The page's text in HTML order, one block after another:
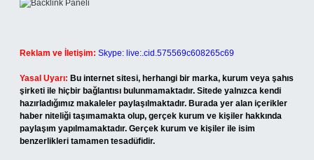
Reklam ve İletişim: Skype: live:.cid.575569c608265c69
Yasal Uyarı: Bu internet sitesi, herhangi bir marka, kurum veya şahıs
şirketi ile hiçbir bağlantısı bulunmamaktadır. Sitede yalnızca kendi
hazırladığımız makaleler paylaşılmaktadır. Burada yer alan içerikler
haber niteliği taşımamakta olup, gerçek kurum ve kişiler hakkında
paylaşım yapılmamaktadır. Gerçek kurum ve kişiler ile isim
benzerlikleri tamamen tesadüfidir.